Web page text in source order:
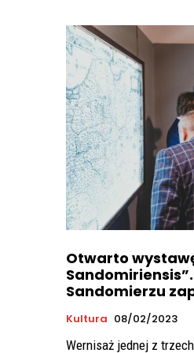
Otwarto
Sandomierzu
Kultura 08/02/2023
Wernisaż jednej z